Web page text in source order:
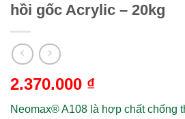
hồi gốc Acrylic – 20kg
2.370.000 ₫
Neomax® A108 là hợp chất chống